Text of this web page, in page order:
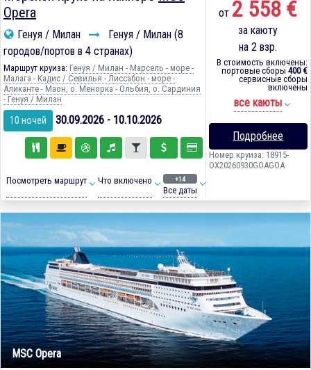
Opera
Генуя / Милан
Генуя / Милан (8
городов/портов в 4 странах)
Маршрут круиза: Генуя / Милан - Марсель - море -
Малага - Кадиc / Севилья - Лиссабон - море -
Аликанте - Маон, о. Менорка - Ольбия, о. Сардиния
- Генуя / Милан
10 ночей 30.09.2026 - 10.10.2026
Посмотреть маршрут Что включено +14
Все даты
от 2 558 €
за каюту
на 2 взр.
В стоимость включены:
портовые сборы 400 €
сервисные сборы
включены
все каюты
Подробнее
Номер круиза: 18915-
OX20260930GOAGOA
MSC Opera